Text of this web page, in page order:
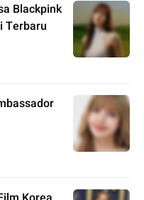
Blackpink
Terbaru